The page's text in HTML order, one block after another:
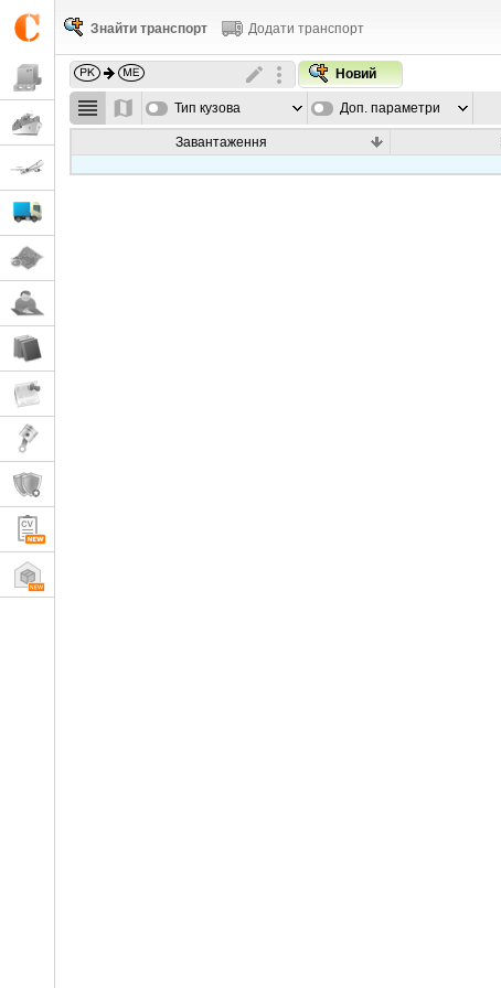
Знайти транспорт Додати транспорт
Новий
Тип кузова Доп. параметри
Завантаження